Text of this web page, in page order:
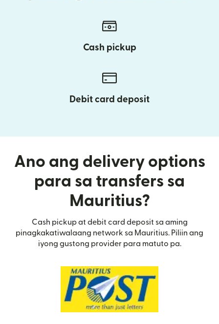
Cash pickup
Debit card deposit
Ano ang delivery options
para sa transfers sa
Mauritius?
Cash pickup at debit card deposit sa aming
pinagkakatiwalaang network sa Mauritius. Piliin ang
iyong gustong provider para matuto pa.